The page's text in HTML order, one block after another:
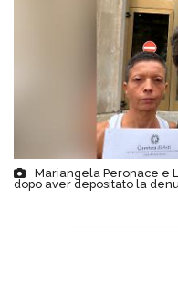
Mariangela Peronace e
dopo aver depositato la